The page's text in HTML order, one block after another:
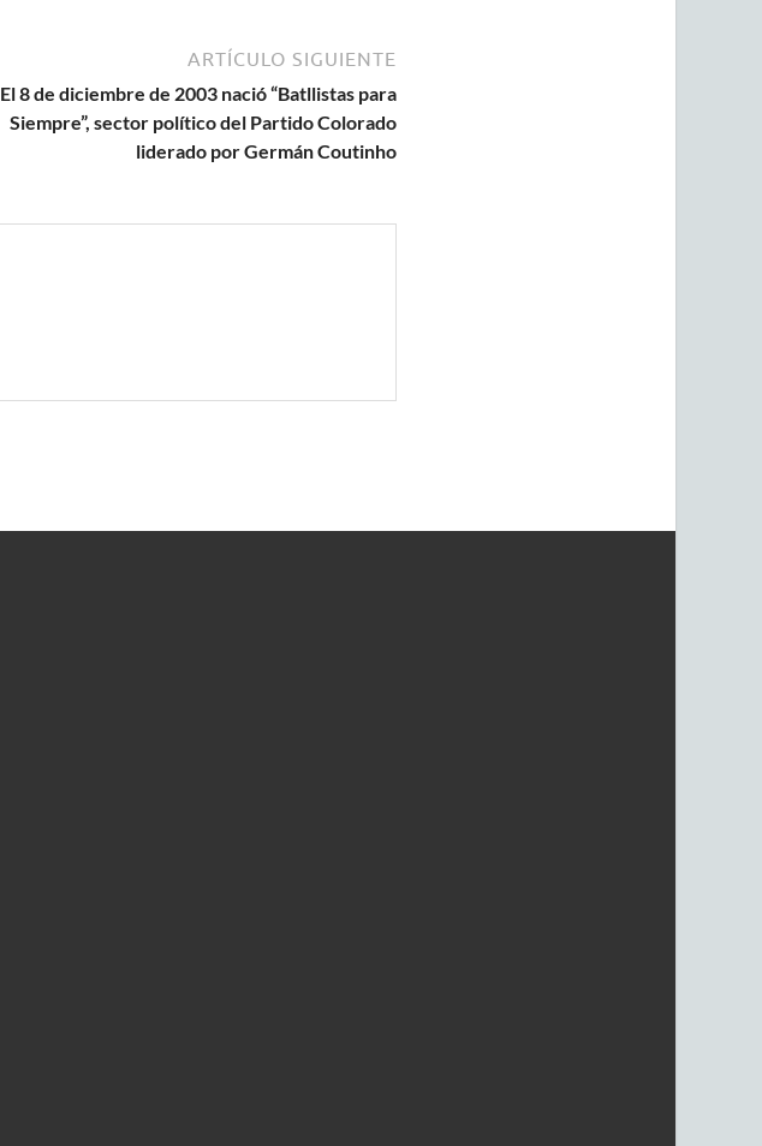
ARTÍCULO SIGUIENTE
El 8 de diciembre de 2003 nació “Batllistas para
Siempre”, sector político del Partido Colorado
liderado por Germán Coutinho